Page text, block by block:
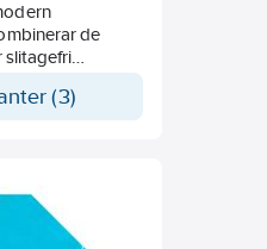
de
slitagefri
Med
problem
och
om reläet är i
(3)